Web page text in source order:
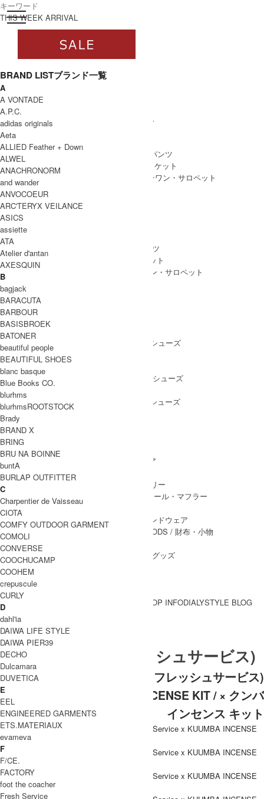
toggle navigation
ログイン
すべて
WOMEN
WOMEN ALL ITEM
/ ワンピース
SKIRT
BOTTOMS
/ ボトムス・パンツ
/ アウター・ジャケット
/ オールインワン・サロペット
MEN
MEN ALL ITEM
/ ボトムス・パンツ
/ アウター・ジャケット
/ オールインワン・サロペット
SHOES
SHOES ALL ITEM
/ ドレスシューズ
BOOTS
PUMPS
/ バレエシューズ
OTHER SHOES
/ その他シューズ
GOODS
GOODS ALL ITEM
/ 帽子・ヘッドウェア
BAG
ACCESSARY
/ アクセサリー
/ ストール・マフラー
LEG WEAR
HAND WEAR
/ 手袋・ハンドウェア
WALLET&GENERAL GOODS / 財布・小物
/ その他グッズ
BRAND一覧
BRAND一覧
SHOP INFODIALYSTYLE BLOG
Fresh Service (フレッシュサービス)
Fresh Service (フレッシュサービス)
FreshService x KUUMBA INCENSE KIT / × クンバ
インセンス キット
THIS WEEK ARRIVAL
BRAND LISTブランド一覧
A
A VONTADE
A.P.C.
adidas originals
Aeta
ALLIED Feather + Down
ALWEL
ANACHRONORM
and wander
ANVOCOEUR
ARC'TERYX VEILANCE
ASICS
assiette
ATA
Atelier d'antan
AXESQUIN
B
bagjack
BARACUTA
BARBOUR
BASISBROEK
BATONER
beautiful people
BEAUTIFUL SHOES
blanc basque
Blue Books CO.
blurhms
blurhmsROOTSTOCK
Brady
BRAND X
BRING
BRU NA BOINNE
buntA
BURLAP OUTFITTER
C
Charpentier de Vaisseau
CIOTA
COMFY OUTDOOR GARMENT
COMOLI
CONVERSE
COOCHUCAMP
COOHEM
crepuscule
CURLY
D
dahl'ia
DAIWA LIFE STYLE
DAIWA PIER39
DECHO
Dulcamara
DUVETICA
E
EEL
ENGINEERED GARMENTS
ETS.MATERIAUX
evameva
F
F/CE.
FACTORY
foot the coacher
Fresh Service